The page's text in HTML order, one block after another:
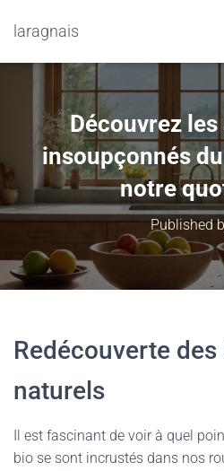
laragnais
Découvrez
insoupçonnés
notre
Published
Redécouverte
naturels
Il est fascinant de voir à quel
bio se sont incrustés dans nos